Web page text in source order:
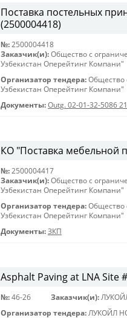
Поставка постельных
(2500004418)
№: 2500004418
Заказчик(и): Общество с
Узбекистан Оперейтинг Компани"
Организатор тендера: Общество
Узбекистан Оперейтинг Компани"
Документы: Outg. 02-01-32-5086
КО "Поставка мебельной
№: 2500004417
Заказчик(и): Общество с
Узбекистан Оперейтинг Компани"
Организатор тендера: Общество
Узбекистан Оперейтинг Компани"
Документы: ЗКП
Asphalt Paving at LNA Site
№: 46-26 Заказчик(и):
Организатор тендера: ЛУКОЙЛ